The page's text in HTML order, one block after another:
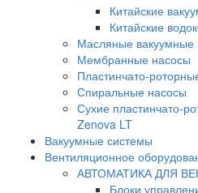
Китайские
Китайские
Масляные вакуумные
Мембранные насосы
Пластинчато-
Спиральные насосы
Сухие пластинчато-
Zenova LT
Вакуумные системы
Вентиляционное
АВТОМАТИКА ДЛЯ
Блоки